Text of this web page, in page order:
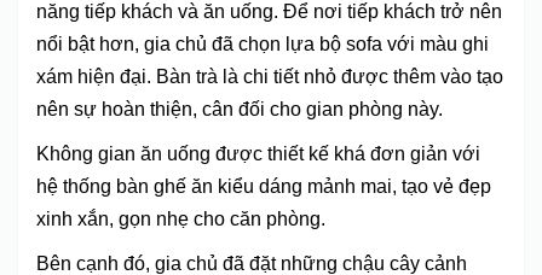
năng tiếp khách và ăn uống. Để nơi tiếp khách trở nên
nổi bật hơn, gia chủ đã chọn lựa bộ sofa với màu ghi
xám hiện đại. Bàn trà là chi tiết nhỏ được thêm vào tạo
nên sự hoàn thiện, cân đối cho gian phòng này.
Không gian ăn uống được thiết kế khá đơn giản với
hệ thống bàn ghế ăn kiểu dáng mảnh mai, tạo vẻ đẹp
xinh xắn, gọn nhẹ cho căn phòng.
Bên cạnh đó, gia chủ đã đặt những chậu cây cảnh